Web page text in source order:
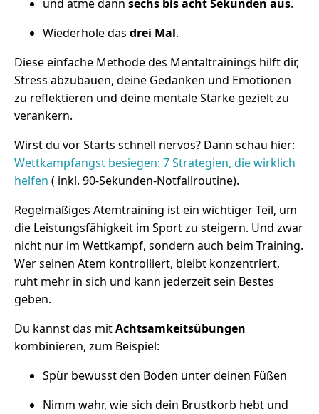
und atme dann sechs bis acht Sekunden aus.
Wiederhole das drei Mal.
Diese einfache Methode des Mentaltrainings hilft dir,
Stress abzubauen, deine Gedanken und Emotionen
zu reflektieren und deine mentale Stärke gezielt zu
verankern.
Wirst du vor Starts schnell nervös? Dann schau hier:
Wettkampfangst besiegen: 7 Strategien, die wirklich
helfen ( inkl. 90-Sekunden-Notfallroutine).
Regelmäßiges Atemtraining ist ein wichtiger Teil, um
die Leistungsfähigkeit im Sport zu steigern. Und zwar
nicht nur im Wettkampf, sondern auch beim Training.
Wer seinen Atem kontrolliert, bleibt konzentriert,
ruht mehr in sich und kann jederzeit sein Bestes
geben.
Du kannst das mitAchtsamkeitsübungen
kombinieren, zum Beispiel:
Spür bewusst den Boden unter deinen Füßen
Nimm wahr, wie sich dein Brustkorb hebt und